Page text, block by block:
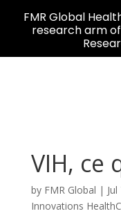
VIH, ce
by FMR Global |
Innovations
FMR Global
research arm